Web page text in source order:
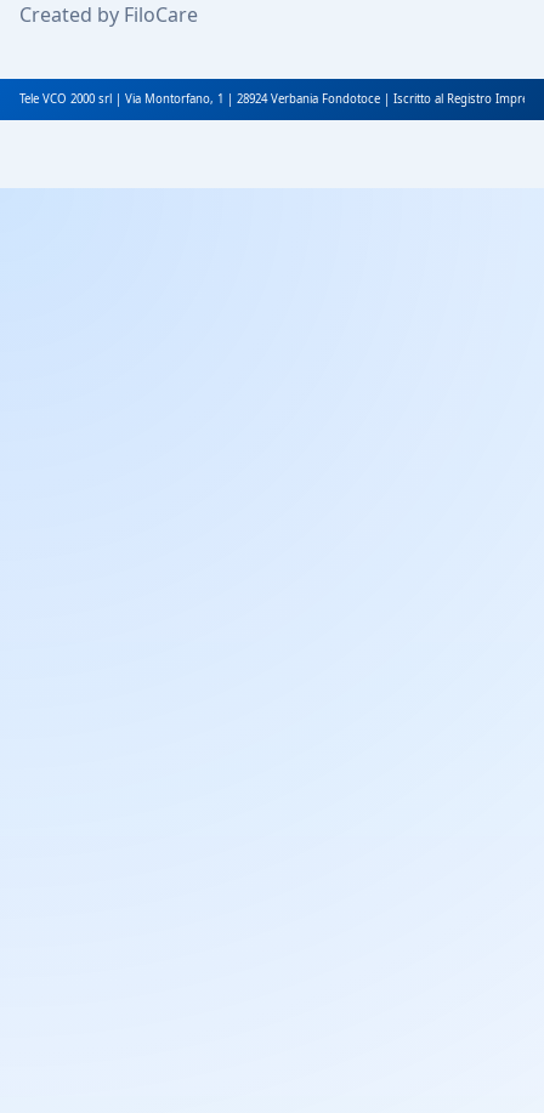
Created by FiloCare
Tele VCO 2000 srl | Via Montorfano, 1 | 28924 Verbania Fondotoce | Iscritto al Registro Imprese